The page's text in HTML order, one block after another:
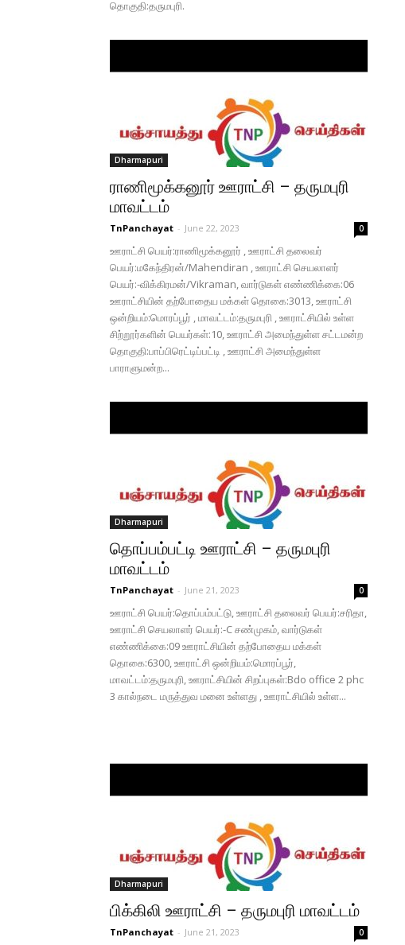
தொகுதி:தருமபுரி.
Dharmapuri
ராணிமூக்கனூர் ஊராட்சி – தருமபுரி
மாவட்டம்
TnPanchayat - June 22, 2023 0
ஊராட்சி பெயர்:ராணிமூக்கனூர் , ஊராட்சி தலைவர்
பெயர்:மகேந்திரன்/Mahendiran , ஊராட்சி செயலாளர்
பெயர்:-விக்கிரமன்/Vikraman, வார்டுகள் எண்ணிக்கை:06
ஊராட்சியின் தற்போதைய மக்கள் தொகை:3013, ஊராட்சி
ஒன்றியம்:மொரப்பூர் , மாவட்டம்:தருமபுரி , ஊராட்சியில் உள்ள
சிற்றூர்களின் பெயர்கள்:10, ஊராட்சி அமைந்துள்ள சட்டமன்ற
தொகுதி:பாப்பிரெட்டிப்பட்டி , ஊராட்சி அமைந்துள்ள
பாராளுமன்ற...
Dharmapuri
தொப்பம்பட்டி ஊராட்சி – தருமபுரி
மாவட்டம்
TnPanchayat - June 21, 2023 0
ஊராட்சி பெயர்:தொப்பம்பட்டு, ஊராட்சி தலைவர் பெயர்:சரிதா,
ஊராட்சி செயலாளர் பெயர்:-C சண்முகம், வார்டுகள்
எண்ணிக்கை:09 ஊராட்சியின் தற்போதைய மக்கள்
தொகை:6300, ஊராட்சி ஒன்றியம்:மொரப்பூர்,
மாவட்டம்:தருமபுரி, ஊராட்சியின் சிறப்புகள்:Bdo office 2 phc
3 கால்நடை மருத்துவ மனை உள்ளது , ஊராட்சியில் உள்ள...
Dharmapuri
பிக்கிலி ஊராட்சி – தருமபுரி மாவட்டம்
TnPanchayat - June 21, 2023 0